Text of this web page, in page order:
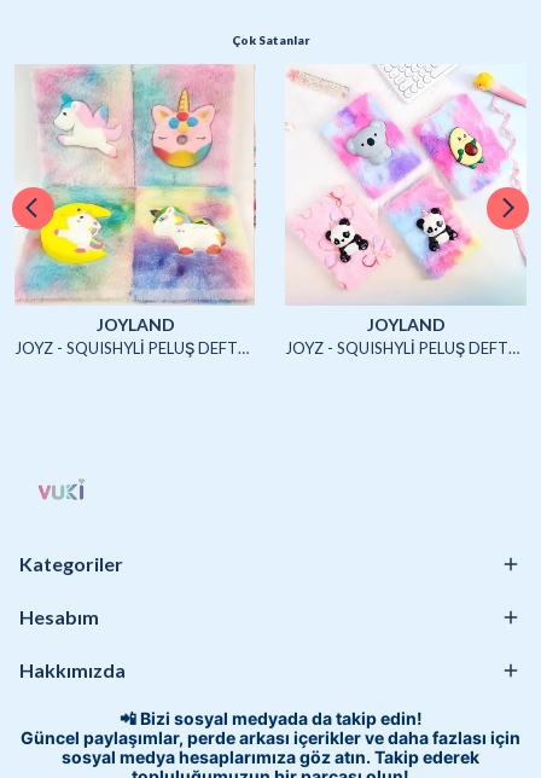
Çok Satanlar
JOYLAND
JOYZ - SQUISHYLİ PELUŞ DEFTER A5 (UNICORN2)-4/S
JOYLAND
JOYZ - SQUISHYLİ PELUŞ DEFTER A5 (HAYVANLAR)-4/S
Kategoriler
Hesabım
Hakkımızda
📲 Bizi sosyal medyada da takip edin!
Güncel paylaşımlar, perde arkası içerikler ve daha fazlası için
sosyal medya hesaplarımıza göz atın. Takip ederek